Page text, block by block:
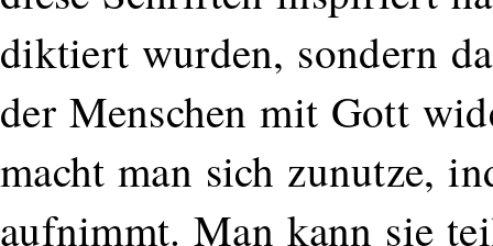
diktiert wurden, sondern
der Menschen mit Gott
macht man sich zunutze,
aufnimmt. Man kann sie